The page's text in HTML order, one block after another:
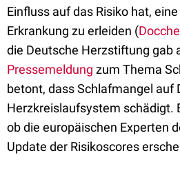
Einfluss auf das Risiko hat,
Erkrankung zu erleiden (
die Deutsche Herzstiftung gab
Pressemeldung zum Thema
betont, dass Schlafmangel auf
Herzkreislaufsystem schädigt.
ob die europäischen Experten
Update der Risikoscores